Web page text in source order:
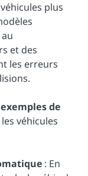
plus
et des
les erreurs
exemples de
véhicules
: En